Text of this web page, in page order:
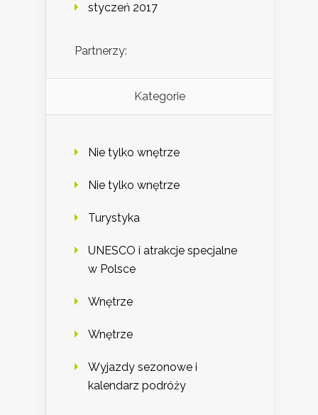
styczeń 2017
Partnerzy:
Kategorie
Nie tylko wnętrze
Nie tylko wnętrze
Turystyka
UNESCO i atrakcje specjalne
w Polsce
Wnętrze
Wnętrze
Wyjazdy sezonowe i
kalendarz podróży